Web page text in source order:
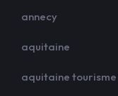
annecy
aquitaine
aquitaine tourisme